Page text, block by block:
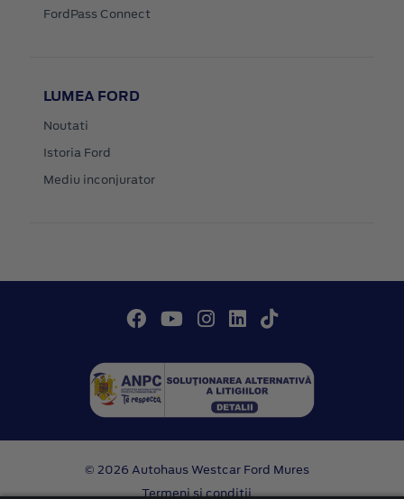
FordPass Connect
LUMEA FORD
Noutati
Istoria Ford
Mediu inconjurator
© 2026 Autohaus Westcar Ford Mures
Termeni si conditii